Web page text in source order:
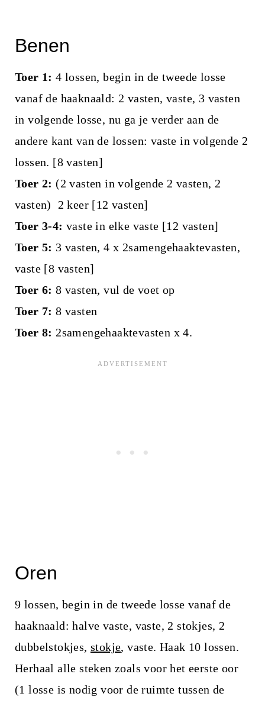
Benen
Toer 1:4 lossen, begin in de tweede losse
vanaf de haaknaald: 2 vasten, vaste, 3 vasten
in volgende losse, nu ga je verder aan de
andere kant van de lossen: vaste in volgende 2
lossen. [8 vasten]
Toer 2:(2 vasten in volgende 2 vasten, 2
vasten) 2 keer [12 vasten]
Toer 3-4: vaste in elke vaste [12 vasten]
Toer 5: 3 vasten, 4 x 2samengehaaktevasten,
vaste [8 vasten]
Toer 6:8 vasten, vul de voet op
Toer 7:8 vasten
Toer 8: 2samengehaaktevasten x 4.
Oren
9 lossen, begin in de tweede losse vanaf de
haaknaald: halve vaste, vaste, 2 stokjes, 2
dubbelstokjes, stokje, vaste. Haak 10 lossen.
Herhaal alle steken zoals voor het eerste oor
(1 losse is nodig voor de ruimte tussen de